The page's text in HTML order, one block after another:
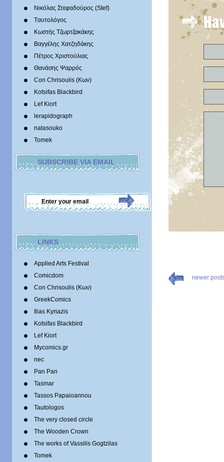
Νικόλας Στεφαδούρος (Stef)
Tαυτολόγος
Κωστής Τζωρτζακάκης
Βαγγέλης Χατζηδάκης
Πέτρος Χριστούλιας
Θανάσης Ψαρρός
Con Chrisoulis (Κων)
Kotsifas Blackbird
Lef Kiort
lerapidograph
natasouko
Tomek
SUBSCRIBE VIA EMAIL
LINKS
Applied Arts Festival
Comicdom
Con Chrisoulis (Κων)
GreekComics
Ilias Kyriazis
Kotsifas Blackbird
Lef Kiort
Mycomics.gr
nec
Pan Pan
Tasmar
Tassos Papaioannou
Tautologos
The very closed circle
The Wooden Crown
The works of Vassilis Gogtzilas
Tomek
newer